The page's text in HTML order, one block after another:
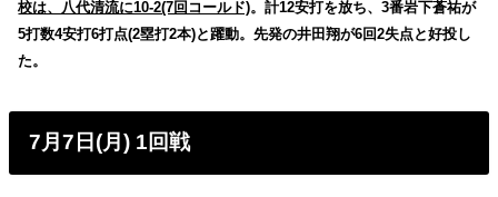
校は、八代清流に10-2(7回コールド)。計12安打を放ち、3番岩下蒼祐が
5打数4安打6打点(2塁打2本)と躍動。先発の井田翔が6回2失点と好投し
た。
7月7日(月) 1回戦